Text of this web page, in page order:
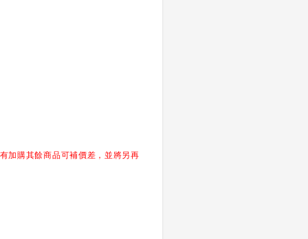
加購其餘商品可補價差，並將另再